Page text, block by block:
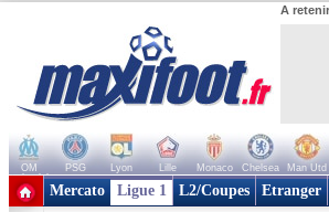
A
OM PSG Lyon Lille Monaco Chelsea Man Utd
+ de clubs
Mercato Ligue 1 L2/Coupes Etranger